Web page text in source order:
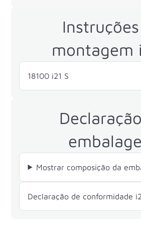
montagem
18100 i21 S
Mostrar composição da
Declaração de conformidade